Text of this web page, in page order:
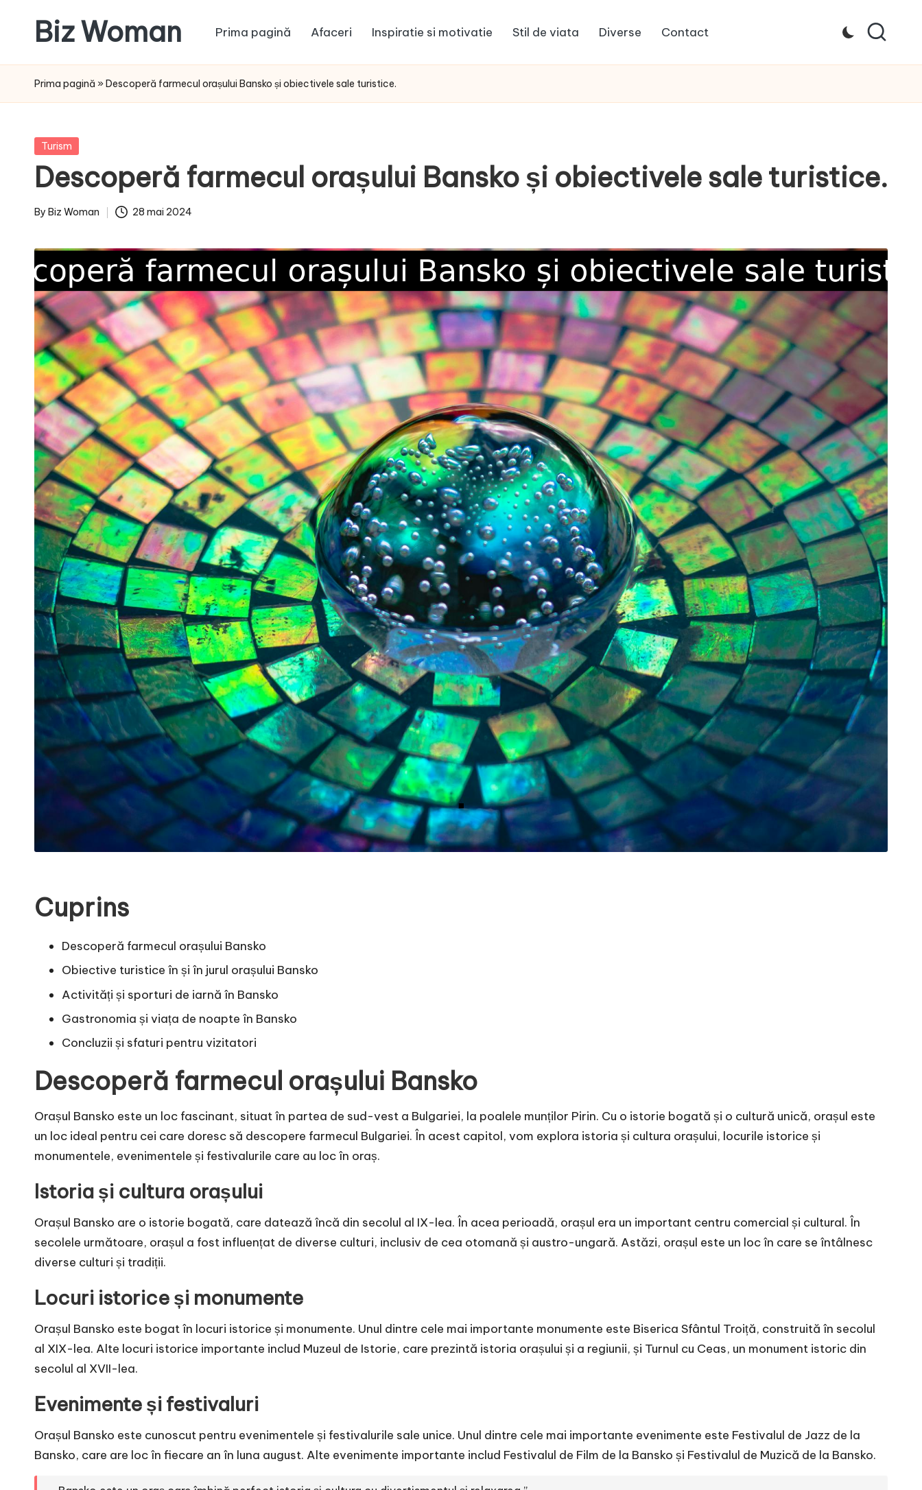
content
Biz Woman
ta,
succesul
Prima pagină Afaceri Inspiratie si motivatie Stil de viata Diverse Contact
Prima pagină » Descoperă farmecul orașului Bansko și obiectivele sale turistice.
Posted
Turism
Descoperă farmecul orașului Bansko și obiectivele sale turistice.
Posted
By Biz Woman 28 mai 2024
Cuprins
Descoperă farmecul orașului Bansko
Obiective turistice în și în jurul orașului Bansko
Activități și sporturi de iarnă în Bansko
Gastronomia și viața de noapte în Bansko
Concluzii și sfaturi pentru vizitatori
Descoperă farmecul orașului Bansko
Orașul Bansko este un loc fascinant, situat în partea de sud-vest a Bulgariei, la poalele munților Pirin. Cu o istorie bogată și o cultură unică, orașul este
un loc ideal pentru cei care doresc să descopere farmecul Bulgariei. În acest capitol, vom explora istoria și cultura orașului, locurile istorice și
monumentele, evenimentele și festivalurile care au loc în oraș.
Istoria și cultura orașului
Orașul Bansko are o istorie bogată, care datează încă din secolul al IX-lea. În acea perioadă, orașul era un important centru comercial și cultural. În
secolele următoare, orașul a fost influențat de diverse culturi, inclusiv de cea otomană și austro-ungară. Astăzi, orașul este un loc în care se întâlnesc
diverse culturi și tradiții.
Locuri istorice și monumente
Orașul Bansko este bogat în locuri istorice și monumente. Unul dintre cele mai importante monumente este Biserica Sfântul Troiță, construită în secolul
al XIX-lea. Alte locuri istorice importante includ Muzeul de Istorie, care prezintă istoria orașului și a regiunii, și Turnul cu Ceas, un monument istoric din
secolul al XVII-lea.
Evenimente și festivaluri
Orașul Bansko este cunoscut pentru evenimentele și festivalurile sale unice. Unul dintre cele mai importante evenimente este Festivalul de Jazz de la
Bansko, care are loc în fiecare an în luna august. Alte evenimente importante includ Festivalul de Film de la Bansko și Festivalul de Muzică de la Bansko.